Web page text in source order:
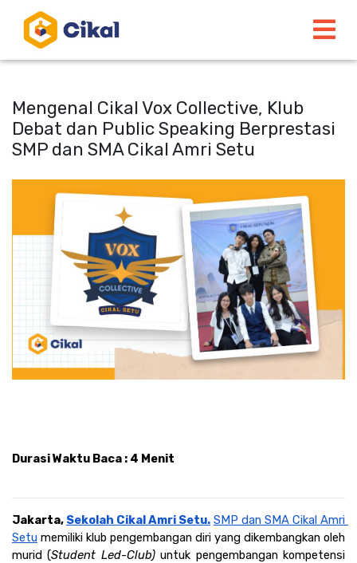
Mengenal Cikal Vox Collective, Klub
Debat dan Public Speaking Berprestasi
SMP dan SMA Cikal Amri Setu
Durasi Waktu Baca : 4 Menit
Jakarta, Sekolah Cikal Amri Setu. SMP dan SMA Cikal Amri
Setu memiliki klub pengembangan diri yang dikembangkan oleh
murid (Student Led-Club) untuk pengembangan kompetensi